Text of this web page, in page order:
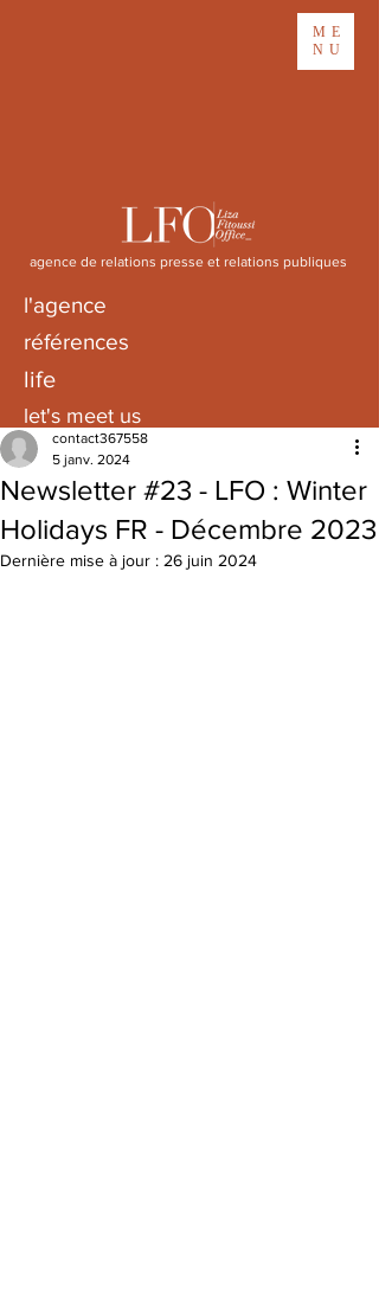
ME
NU
l'agence
références
life
let's meet us
agence de relations presse et relations publiques
Newsletter #23 - LFO : Winter
Holidays FR - Décembre 2023
contact367558
5 janv. 2024
Dernière mise à jour : 26 juin 2024